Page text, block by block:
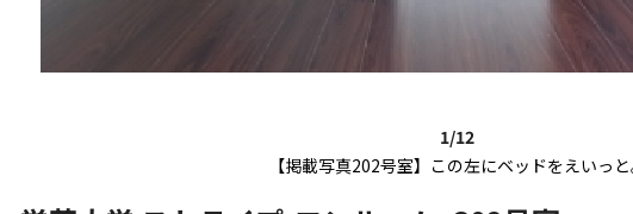
1/12
【掲載写真202号室】この左にベッドをえいっ